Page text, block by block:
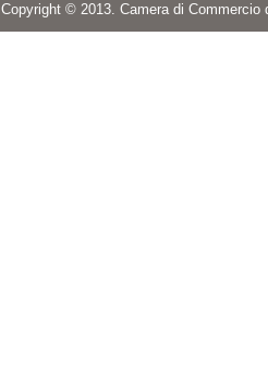
Copyright © 2013. Camera di